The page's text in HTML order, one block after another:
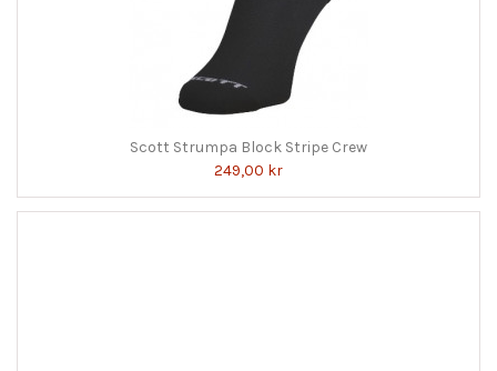
Scott Strumpa Block Stripe Crew
249,00 kr